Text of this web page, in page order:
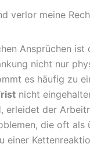
verlor meine
Ansprüchen
nicht nur
es häufig zu
nicht
erleidet der
die oft
einer